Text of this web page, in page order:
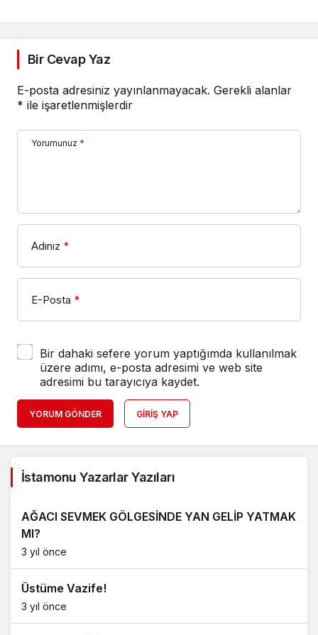
Bir Cevap Yaz
E-posta adresiniz yayınlanmayacak. Gerekli alanlar
* ile işaretlenmişlerdir
Yorumunuz *
Adınız *
E-Posta *
Bir dahaki sefere yorum yaptığımda kullanılmak
üzere adımı, e-posta adresimi ve web site
adresimi bu tarayıcıya kaydet.
YORUM GÖNDER GIRIŞ YAP
İstamonu Yazarlar Yazıları
AĞACI SEVMEK GÖLGESİNDE YAN GELİP YATMAK
MI?
3 yıl önce
Üstüme Vazife!
3 yıl önce